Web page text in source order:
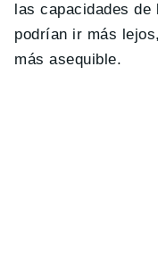
las capacidades de
podrían ir más
más asequible.